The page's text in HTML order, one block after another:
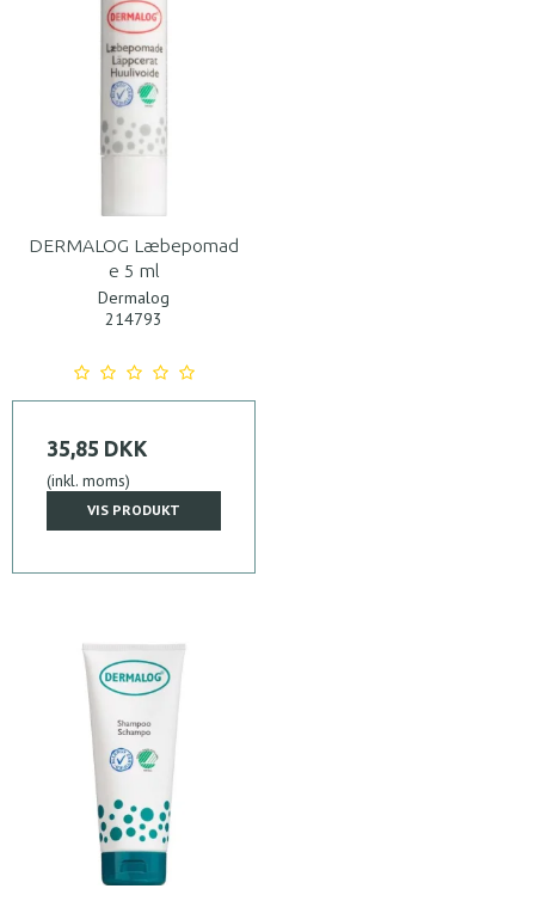
DERMALOG Læbepomad
e 5 ml
Dermalog
214793
35,85 DKK
(inkl. moms)
VIS PRODUKT